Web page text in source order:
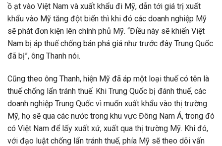
ồ ạt vào Việt Nam và xuất khẩu đi Mỹ, dẫn tới giá trị xuất
khẩu vào Mỹ tăng đột biến thì khi đó các doanh nghiệp Mỹ
sẽ phát đơn kiện lên chính phủ Mỹ. “Điều này sẽ khiến Việt
Nam bị áp thuế chống bán phá giá như trước đây Trung Quốc
đã bị”, ông Thanh nói.
Cũng theo ông Thanh, hiện Mỹ đã áp một loại thuế có tên là
thuế chống lẩn tránh thuế. Khi Trung Quốc bị đánh thuế, các
doanh nghiệp Trung Quốc vì muốn xuất khẩu vào thị trường
Mỹ, họ sẽ qua các nước trong khu vực Đông Nam Á, trong đó
có Việt Nam để lấy xuất xứ, xuất qua thị trường Mỹ. Khi đó,
với đạo luật chống lẩn tránh thuế, phía Mỹ sẽ theo dõi vấn